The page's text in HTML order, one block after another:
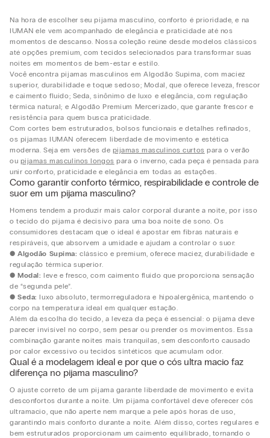
Na hora de escolher seu pijama masculino, conforto é prioridade, e na
IUMAN ele vem acompanhado de elegância e praticidade até nos
momentos de descanso. Nossa coleção reúne desde modelos clássicos
até opções premium, com tecidos selecionados para transformar suas
noites em momentos de bem-estar e estilo.
Você encontra pijamas masculinos em Algodão Supima, com maciez
superior, durabilidade e toque sedoso; Modal, que oferece leveza, frescor
e caimento fluido; Seda, sinônimo de luxo e elegância, com regulação
térmica natural; e Algodão Premium Mercerizado, que garante frescor e
resistência para quem busca praticidade.
Com cortes bem estruturados, bolsos funcionais e detalhes refinados,
os pijamas IUMAN oferecem liberdade de movimento e estética
moderna. Seja em versões de pijamas masculinos curtos para o verão
ou pijamas masculinos longos para o inverno, cada peça é pensada para
unir conforto, praticidade e elegância em todas as estações.
Como garantir conforto térmico, respirabilidade e controle de
suor em um pijama masculino?
Homens tendem a produzir mais calor corporal durante a noite, por isso
o tecido do pijama é decisivo para uma boa noite de sono. Os
consumidores destacam que o ideal é apostar em fibras naturais e
respiráveis, que absorvem a umidade e ajudam a controlar o suor:
●Algodão Supima: clássico e premium, oferece maciez, durabilidade e
regulação térmica superior.
●Modal: leve e fresco, com caimento fluido que proporciona sensação
de “segunda pele”.
●Seda: luxo absoluto, termorreguladora e hipoalergênica, mantendo o
corpo na temperatura ideal em qualquer estação.
Além da escolha do tecido, a leveza da peça é essencial: o pijama deve
parecer invisível no corpo, sem pesar ou prender os movimentos. Essa
combinação garante noites mais tranquilas, sem desconforto causado
por calor excessivo ou tecidos sintéticos que acumulam odor.
Qual é a modelagem ideal e por que o cós ultra macio faz
diferença no pijama masculino?
O ajuste correto de um pijama garante liberdade de movimento e evita
desconfortos durante a noite. Um pijama confortável deve oferecer cós
ultramacio, que não aperte nem marque a pele após horas de uso,
garantindo mais conforto durante a noite. Além disso, cortes regulares e
bem estruturados proporcionam um caimento equilibrado, tornando o